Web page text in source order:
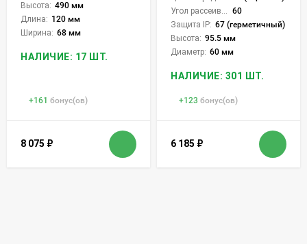
Высота: 490 мм
Длина: 120 мм
Ширина: 68 мм
НАЛИЧИЕ: 17 ШТ.
+161 бонус(ов)
8 075 ₽
60
Защита IP: 67 (герметичный)
Высота: 95.5 мм
Диаметр: 60 мм
НАЛИЧИЕ: 301 ШТ.
+123 бонус(ов)
6 185 ₽